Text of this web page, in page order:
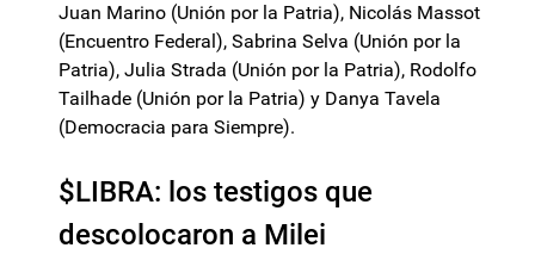
Juan Marino (Unión por la Patria), Nicolás Massot
(Encuentro Federal), Sabrina Selva (Unión por la
Patria), Julia Strada (Unión por la Patria), Rodolfo
Tailhade (Unión por la Patria) y Danya Tavela
(Democracia para Siempre).
$LIBRA: los testigos que
descolocaron a Milei